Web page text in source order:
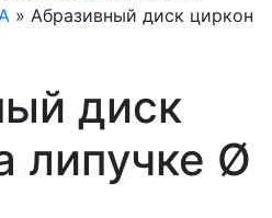
» Абразивный диск циркон
диск
липучке Ø